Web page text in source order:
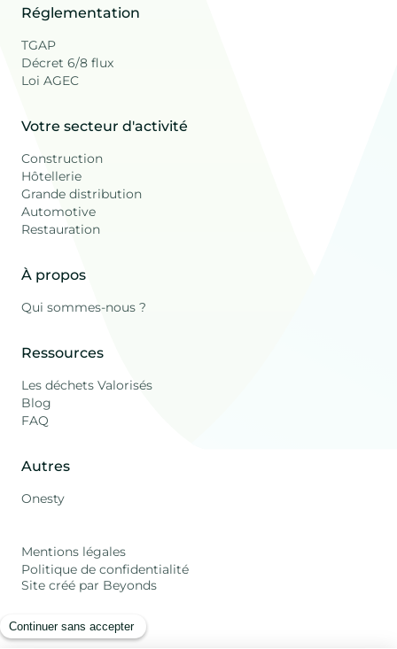
Réglementation
TGAP
Décret 6/8 flux
Loi AGEC
Votre secteur d'activité
Construction
Hôtellerie
Grande distribution
Automotive
Restauration
À propos
Qui sommes-nous ?
Ressources
Les déchets Valorisés
Blog
FAQ
Autres
Onesty
Mentions légales
Politique de confidentialité
Site créé par Beyonds